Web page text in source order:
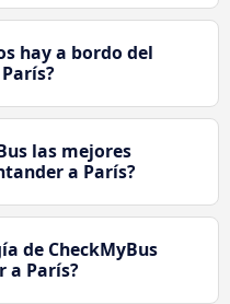
hay a bordo del
las mejores
a París?
de CheckMyBus
a París?